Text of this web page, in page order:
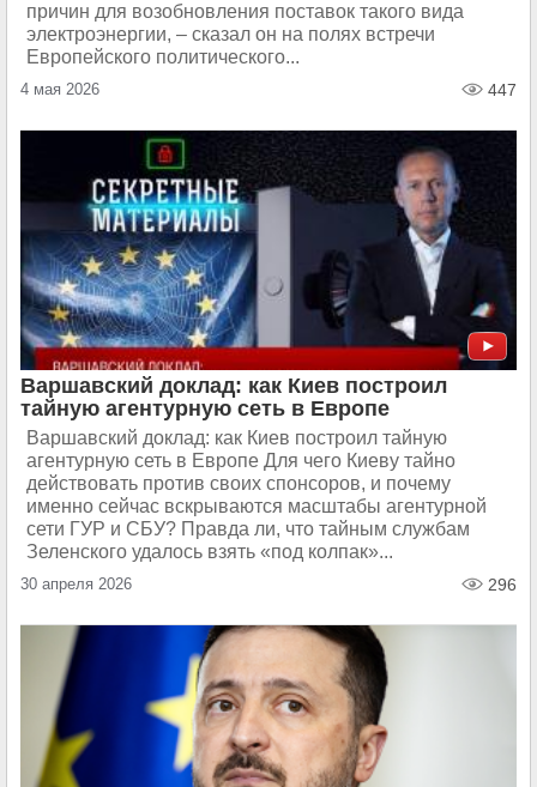
причин для возобновления поставок такого вида
электроэнергии, – сказал он на полях встречи
Европейского политического...
4 мая 2026 447
Варшавский доклад: как Киев построил
тайную агентурную сеть в Европе
Варшавский доклад: как Киев построил тайную
агентурную сеть в Европе Для чего Киеву тайно
действовать против своих спонсоров, и почему
именно сейчас вскрываются масштабы агентурной
сети ГУР и СБУ? Правда ли, что тайным службам
Зеленского удалось взять «под колпак»...
30 апреля 2026 296